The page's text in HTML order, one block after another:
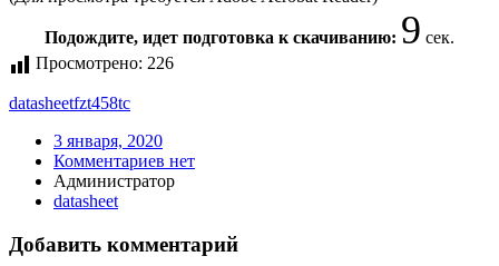
Подождите, идет подготовка к скачиванию: 9 сек.
Просмотрено: 226
datasheetfzt458tc
3 января, 2020
Комментариев нет
Администратор
datasheet
Добавить комментарий